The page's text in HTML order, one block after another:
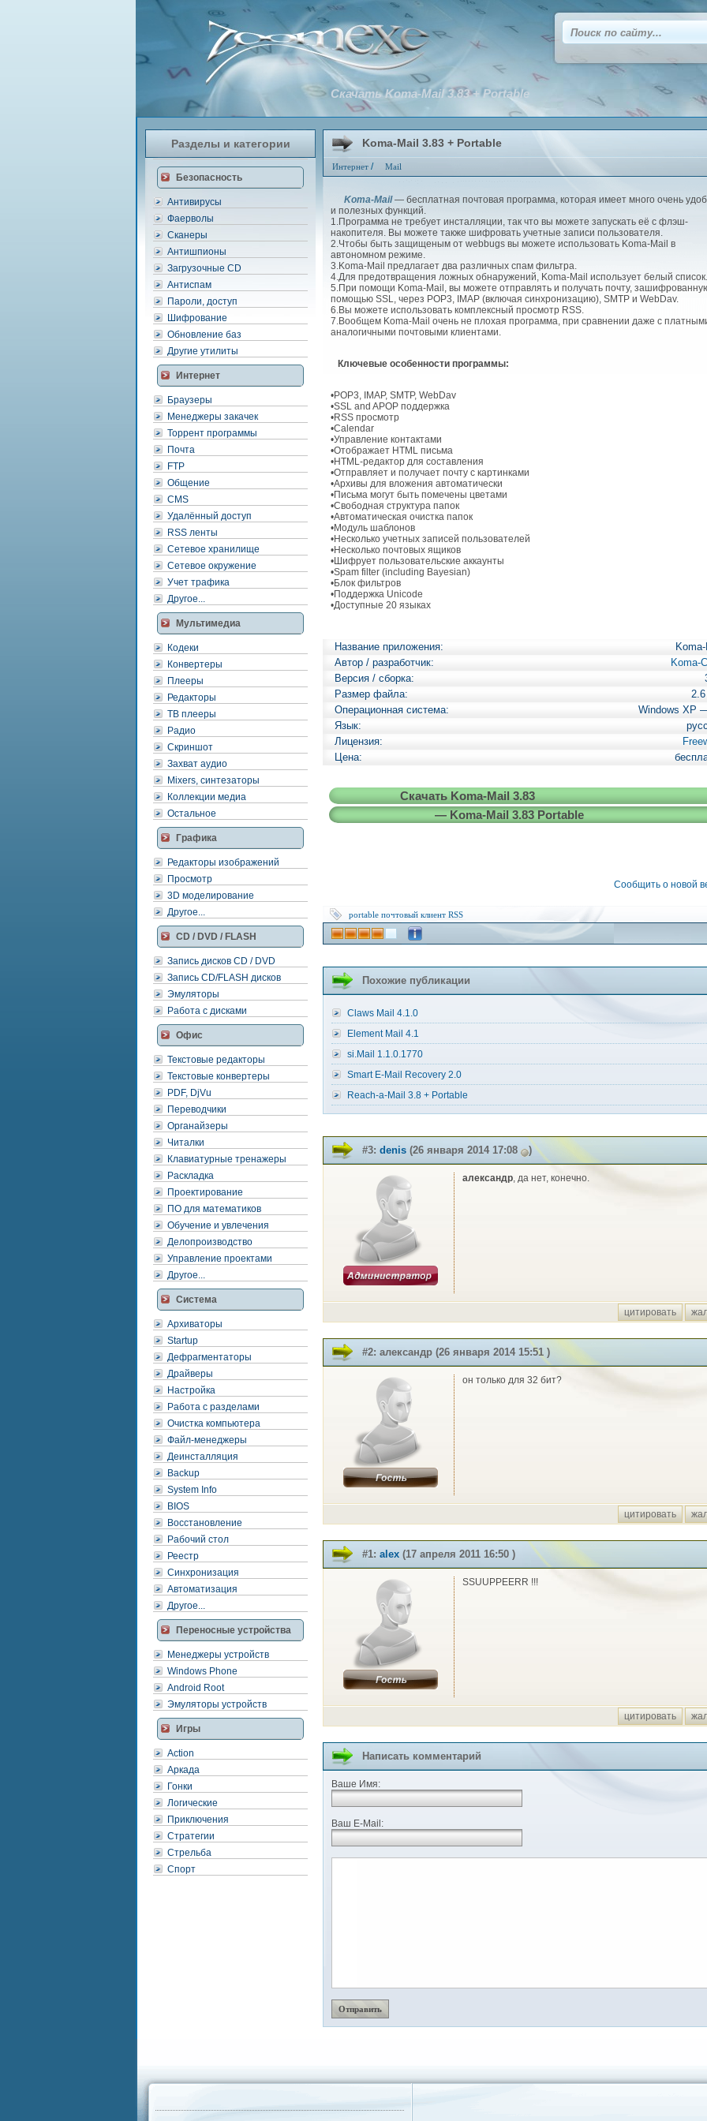
Разделы и категории
Безопасность
Антивирусы
Фаерволы
Сканеры
Антишпионы
Загрузочные CD
Антиспам
Пароли, доступ
Шифрование
Обновление баз
Другие утилиты
Интернет
Браузеры
Менеджеры закачек
Торрент программы
Почта
FTP
Общение
CMS
Удалённый доступ
RSS ленты
Сетевое хранилище
Сетевое окружение
Учет трафика
Другое...
Мультимедиа
Кодеки
Конвертеры
Плееры
Редакторы
ТВ плееры
Радио
Скриншот
Захват аудио
Mixers, синтезаторы
Коллекции медиа
Остальное
Графика
Редакторы изображений
Просмотр
3D моделирование
Другое...
CD / DVD / FLASH
Запись дисков CD / DVD
Запись CD/FLASH дисков
Эмуляторы
Работа с дисками
Офис
Текстовые редакторы
Текстовые конвертеры
PDF, DjVu
Переводчики
Органайзеры
Читалки
Клавиатурные тренажеры
Раскладка
Проектирование
ПО для математиков
Обучение и увлечения
Делопроизводство
Управление проектами
Другое...
Система
Архиваторы
Startup
Дефрагментаторы
Драйверы
Настройка
Работа с разделами
Очистка компьютера
Файл-менеджеры
Деинсталляция
Backup
System Info
BIOS
Восстановление
Рабочий стол
Реестр
Синхронизация
Автоматизация
Другое...
Переносные устройства
Менеджеры устройств
Windows Phone
Android Root
Эмуляторы устройств
Игры
Action
Аркада
Гонки
Логические
Приключения
Стратегии
Стрельба
Спорт
Koma-Mail 3.83 + Portable
Интернет / Mail
Скачать Koma-Mail 3.83 + Portable
Koma-Mail— бесплатная почтовая программа, которая имеет много очень
и полезных функций.
1.Программа не требует инсталляции, так что вы можете запускать её с флэш-
накопителя. Вы можете также шифровать учетные записи пользователя.
2.Чтобы быть защищеным от webbugs вы можете использовать Koma-Mail в
автономном режиме.
3.Koma-Mail предлагает два различных спам фильтра.
4.Для предотвращения ложных обнаружений, Koma-Mail использует белый
5.При помощи Koma-Mail, вы можете отправлять и получать почту,
помощью SSL, через POP3, IMAP (включая синхронизацию), SMTP и WebDav.
6.Вы можете использовать комплексный просмотр RSS.
7.Вообщем Koma-Mail очень не плохая программа, при сравнении даже с
аналогичными почтовыми клиентами.
Ключевые особенности программы:
•POP3, IMAP, SMTP, WebDav
•SSL and APOP поддержка
•RSS просмотр
•Calendar
•Управление контактами
•Отображает HTML письма
•HTML-редактор для составления
•Отправляет и получает почту с картинками
•Архивы для вложения автоматически
•Письма могут быть помечены цветами
•Свободная структура папок
•Автоматическая очистка папок
•Модуль шаблонов
•Несколько учетных записей пользователей
•Несколько почтовых ящиков
•Шифрует пользовательские аккаунты
•Spam filter (including Bayesian)
•Блок фильтров
•Поддержка Unicode
•Доступные 20 языках
Название приложения:
Автор / разработчик:
Koma-
Версия / сборка:
Размер файла:
Операционная система:
Windows XP
Язык:
Лицензия:
Цена:
Скачать Koma-Mail 3.83
— Koma-Mail 3.83 Portable
Сообщить о новой
portable почтовый клиент RSS
Похожие публикации
Claws Mail 4.1.0
Element Mail 4.1
si.Mail 1.1.0.1770
Smart E-Mail Recovery 2.0
Reach-a-Mail 3.8 + Portable
#3: denis (26 января 2014 17:08 )
александр, да нет, конечно.
цитировать
#2: александр (26 января 2014 15:51 )
он только для 32 бит?
цитировать
#1: alex (17 апреля 2011 16:50 )
SSUUPPEERR !!!
цитировать
Написать комментарий
Ваше Имя:
Ваш E-Mail: